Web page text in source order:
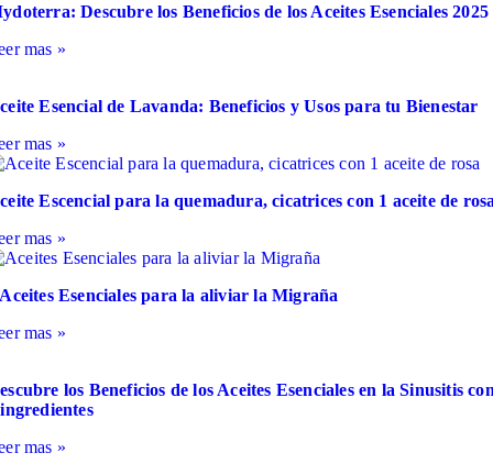
Descubre los Beneficios de los Aceites Esenciales 2025
mas »
Esencial de Lavanda: Beneficios y Usos para tu Bienestar
mas »
Escencial para la quemadura, cicatrices con 1 aceite de
mas »
Esenciales para la aliviar la Migraña
mas »
los Beneficios de los Aceites Esenciales en la Sinusitis
mas »